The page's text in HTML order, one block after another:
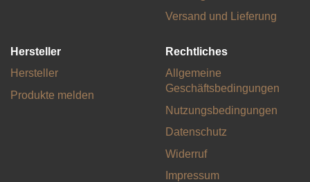
Versand und Lieferung
Hersteller
Hersteller
Produkte melden
Rechtliches
Allgemeine
Geschäftsbedingungen
Nutzungsbedingungen
Datenschutz
Widerruf
Impressum